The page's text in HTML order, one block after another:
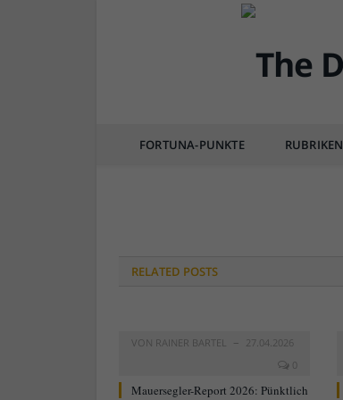
FORTUNA-PUNKTE RUBRIKEN
RELATED POSTS
VON RAINER BARTEL
27.04.2026
0
Mauersegler-Report 2026: Pünktlich